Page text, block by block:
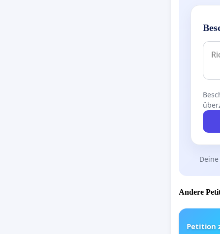
Andere
Petition